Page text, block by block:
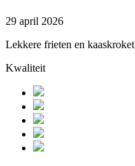
29 april 2026
Lekkere frieten en kaaskroket
Kwaliteit